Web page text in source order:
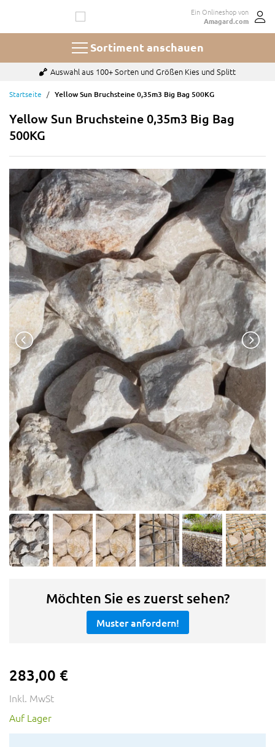
springen
Ein Onlineshop von
Amagard.com
Sortiment anschauen
Auswahl aus 100+ Sorten und Größen Kies und Splitt
Startseite Yellow Sun Bruchsteine 0,35m3 Big Bag 500KG
Yellow Sun Bruchsteine 0,35m3 Big Bag
500KG
Möchten Sie es zuerst sehen?
Muster anfordern!
283,00 €
Inkl. MwSt
Auf Lager